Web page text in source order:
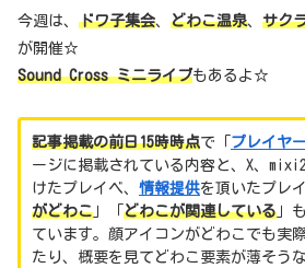
今週は、 ドワ子集会、 どわこ温泉、 サク
が開催☆
Sound Cross ミニライブもあるよ☆
記事掲載の前日15時時点で「 プレイヤ
ージに掲載されている内容と、X、
けたプレイベ、 情報提供を頂いたプレ
がどわこ
どわこが関連している 」
ています。顔アイコンがどわこでも実
たり、概要を見てどわこ要素が薄そう